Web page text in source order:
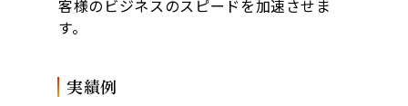
客様のビジネスのスピードを加速させま
す。
実績例